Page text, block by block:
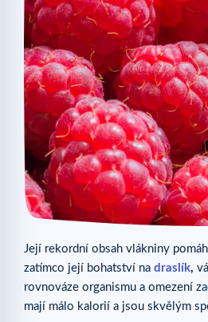
Její rekordní obsah vlákniny
zatímco její bohatství na draslík,
rovnováze organismu a omezení
mají málo kalorií a jsou skvělým